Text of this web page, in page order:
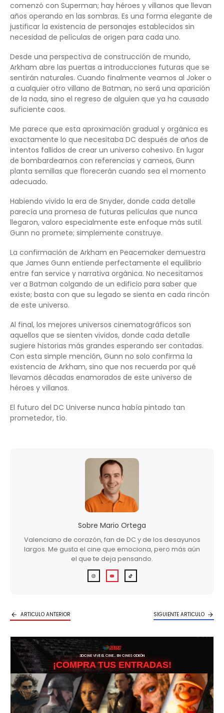
comenzó con Superman; hay héroes y villanos que llevan
años operando en las sombras. Es una forma elegante de
justificar la existencia de personajes establecidos sin
necesidad de películas de origen para cada uno.
Desde una perspectiva de construcción de mundo,
Arkham abre las puertas a introducciones futuras que se
sentirán naturales. Cuando finalmente veamos al Joker o
a cualquier otro villano de Batman, no será una aparición
de la nada, sino el regreso de alguien que ya ha causado
suficiente caos.
Me parece que esta aproximación gradual y orgánica es
exactamente lo que necesitaba DC después de años de
intentos fallidos de crear un universo cohesivo. En lugar
de bombardearnos con referencias y cameos, Gunn
planta semillas que florecerán cuando sea el momento
adecuado.
Habiendo vivido la era de Snyder, donde cada detalle
parecía una promesa de futuras películas que nunca
llegaron, valoro especialmente este enfoque más sutil.
Gunn no promete; simplemente construye.
La confirmación de Arkham en Peacemaker demuestra
que James Gunn entiende perfectamente el equilibrio
entre fan service y narrativa orgánica. No necesitamos
ver a Batman colgando de un edificio para saber que
existe; basta con que su legado se sienta en cada rincón
de este universo.
Al final, los mejores universos cinematográficos son
aquellos que se sienten vividos, donde cada detalle
sugiere historias más grandes esperando ser contadas.
Con esta simple mención, Gunn no solo confirma la
existencia de Arkham, sino que nos recuerda por qué
llevamos décadas enamorados de este universo de
héroes y villanos.
El futuro del DC Universe nunca había pintado tan
prometedor, tío.
Sobre Mario Ortega
Valenciano de corazón, fan de DC y de los desayunos
largos. Me gusta el cine que emociona, pero más aún
el que te deja pensando.
ARTICULO ANTERIOR SIGUIENTE ARTICULO
3DCINE VIVE EL CINE… EN CINES ODEÓN
¡COMPRA TUS ENTRADAS!